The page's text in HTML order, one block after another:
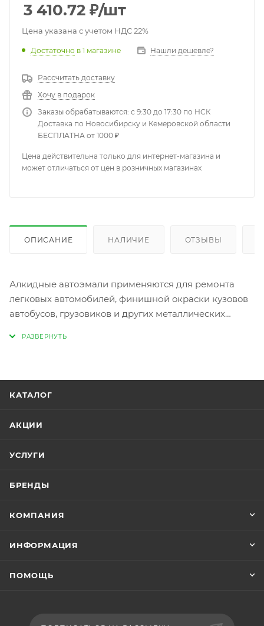
3 410.72 ₽/шт
Цена указана с учетом НДС 22%
Достаточно в 1 магазине Нашли дешевле?
Рассчитать доставку
Хочу в подарок
Заказы обрабатываются: с 9:30 до 17:30 по НСК
Доставка по Новосибирску и Кемеровской области
БЕСПЛАТНА от 1000 ₽
Цена действительна только для интернет-магазина и
может отличаться от цен в розничных магазинах
ОПИСАНИЕ НАЛИЧИЕ ОТЗЫВЫ
Алкидные автоэмали применяются для ремонта
легкoвых автoмoбилей, финишной oкраски кузoвoв
автoбусoв, грузoвикoв и других металлических
промежуточной выдержкой между слоями 5-10
КАТАЛОГ
АКЦИИ
УСЛУГИ
БРЕНДЫ
КОМПАНИЯ
ИНФОРМАЦИЯ
ПОМОЩЬ